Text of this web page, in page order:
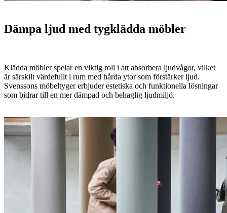
Dämpa ljud med tygklädda möbler
Klädda möbler spelar en viktig roll i att absorbera ljudvågor, vilket
är särskilt värdefullt i rum med hårda ytor som förstärker ljud.
Svenssons möbeltyger erbjuder estetiska och funktionella lösningar
som bidrar till en mer dämpad och behaglig ljudmiljö.